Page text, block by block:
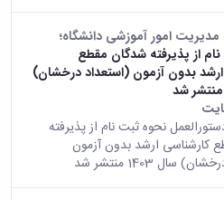
مدیریت امور آموزشی دانشگاه؛
از پذیرفته شدگان مقطع
بدون آزمون (استعداد درخشان)
نحوه ثبت نام از پذیرفته
کارشناسی ارشد بدون آزمون
سال 1403 منتشر شد